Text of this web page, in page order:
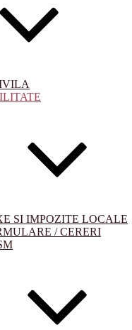
SI IMPOZITE LOCALE
/ CERERI